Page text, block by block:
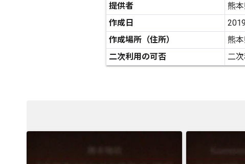
提供者
熊
作成日
作成場所（住所）
熊
二次利用の可否
二